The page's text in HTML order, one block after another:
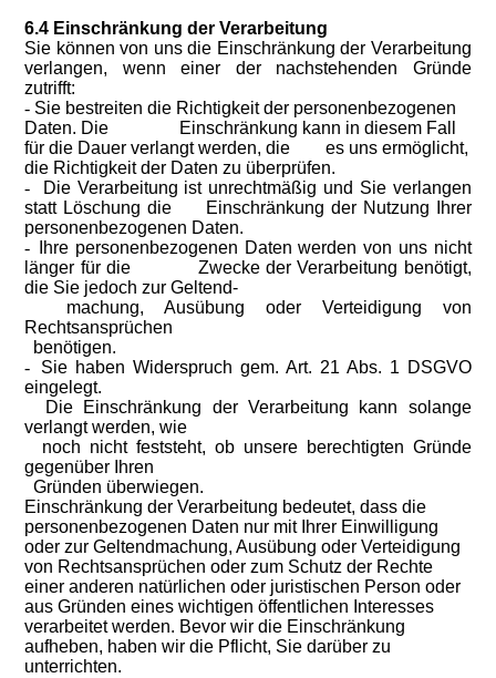
6.4 Einschränkung der Verarbeitung
Sie können von uns die Einschränkung der Verarbeitung
verlangen, wenn einer der nachstehenden Gründe
zutrifft:
- Sie bestreiten die Richtigkeit der personenbezogenen
Daten. Die Einschränkung kann in diesem Fall
für die Dauer verlangt werden, die es uns ermöglicht,
die Richtigkeit der Daten zu überprüfen.
-
Die Verarbeitung ist unrechtmäßig und Sie verlangen
statt Löschung die Einschränkung der Nutzung Ihrer
personenbezogenen Daten.
-
Ihre personenbezogenen Daten werden von uns nicht
länger für die Zwecke der Verarbeitung benötigt,
die Sie jedoch zur Geltend-
machung, Ausübung oder Verteidigung von
Rechtsansprüchen
benötigen.
-
Sie haben Widerspruch gem. Art. 21 Abs. 1 DSGVO
eingelegt.
Die Einschränkung der Verarbeitung kann solange
verlangt werden, wie
noch nicht feststeht, ob unsere berechtigten Gründe
gegenüber Ihren
Gründen überwiegen.
Einschränkung der Verarbeitung bedeutet, dass die
personenbezogenen Daten nur mit Ihrer Einwilligung
oder zur Geltendmachung, Ausübung oder Verteidigung
von Rechtsan­sprüchen oder zum Schutz der Rechte
einer anderen natürlichen oder juristischen Person oder
aus Gründen eines wichtigen öffentlichen Interesses
verarbeitet werden. Bevor wir die Einschränkung
aufheben, haben wir die Pflicht, Sie darüber zu
unterrichten.